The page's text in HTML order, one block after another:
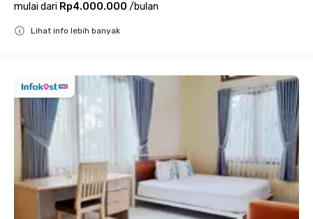
mulai dari Rp4.000.000 /bulan
Lihat info lebih banyak